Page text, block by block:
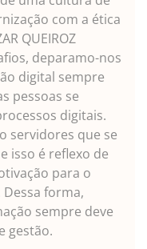
com a ética
QUEIROZ
deparamo-nos
digital sempre
pessoas se
digitais.
servidores que se
isso é reflexo de
para o
forma,
sempre deve
gestão.